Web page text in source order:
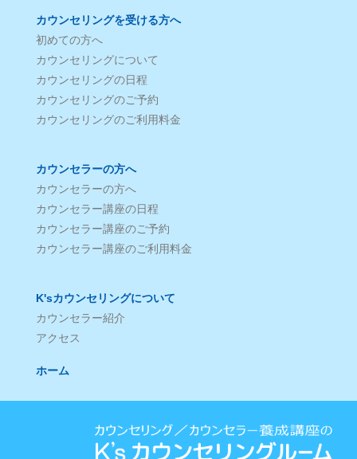
カウンセリングを受ける方へ
初めての方へ
カウンセリングについて
カウンセリングの日程
カウンセリングのご予約
カウンセリングのご利用料金
カウンセラーの方へ
カウンセラーの方へ
カウンセラー講座の日程
カウンセラー講座のご予約
カウンセラー講座のご利用料金
K'sカウンセリングについて
カウンセラー紹介
アクセス
ホーム